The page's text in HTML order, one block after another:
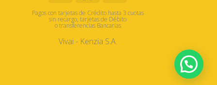
Pagos con tarjetas de Crédito hasta 3 cuotas
sin recargo, tarjetas de Débito
o transferencias Bancarias
Vivai - Kenzia S.A.